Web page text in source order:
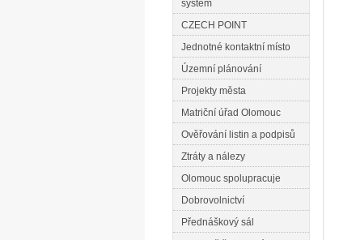
systém
CZECH POINT
Jednotné kontaktní místo
Územní plánování
Projekty města
Matriční úřad Olomouc
Ověřování listin a podpisů
Ztráty a nálezy
Olomouc spolupracuje
Dobrovolnictví
Přednáškový sál